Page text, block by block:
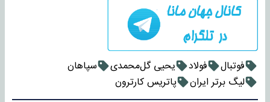
فوتبال فولاد یحیی گل‌محمدی
سپاهان
لیگ برتر ایران
پاتریس کارترون